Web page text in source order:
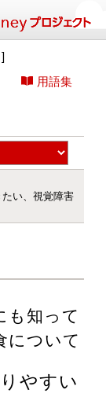
]
用語集
い、視覚障害
も知って
について
やすい